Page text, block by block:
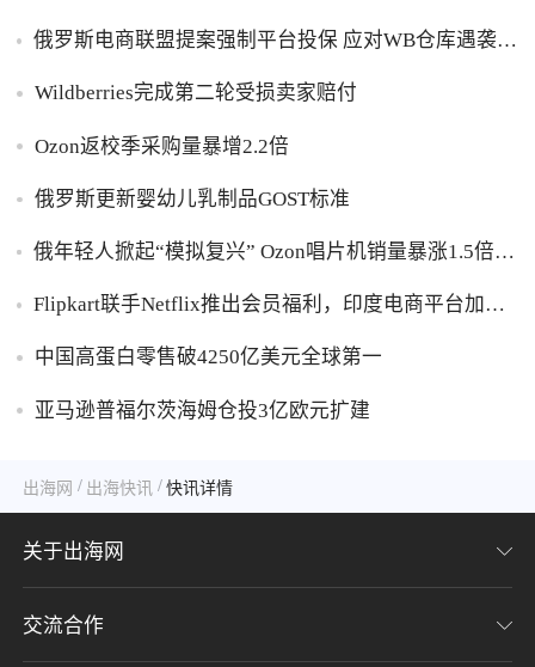
俄罗斯电商联盟提案强制平台投保 应对WB仓库遇袭卖
Wildberries完成第二轮受损卖家赔付
Ozon返校季采购量暴增2.2倍
俄罗斯更新婴幼儿乳制品GOST标准
俄年轻人掀起“模拟复兴” Ozon唱片机销量暴涨1.5倍黑
Flipkart联手Netflix推出会员福利，印度电商平台加码
中国高蛋白零售破4250亿美元全球第一
亚马逊普福尔茨海姆仓投3亿欧元扩建
出海网 / 出海快讯 / 快讯详情
关于出海网
关于我们
交流合作